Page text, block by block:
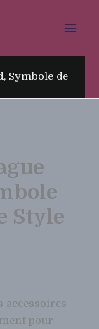
Symbole de
Style
accessoires
pour